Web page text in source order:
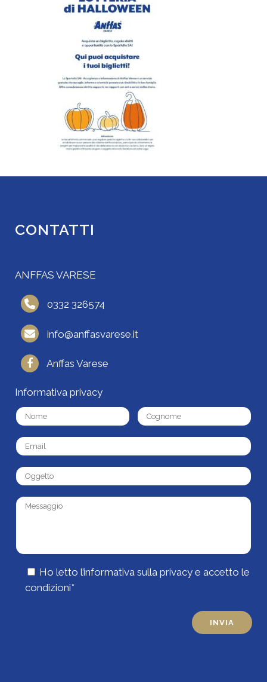
CONTATTI
ANFFAS VARESE
0332 326574
info@anffasvarese.it
Anffas Varese
Informativa privacy
Ho letto l’informativa sulla privacy e accetto le
condizioni*